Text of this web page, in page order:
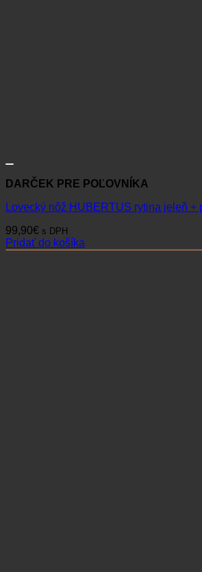
DARČEK PRE POĽOVNÍKA
Lovecký nôž HUBERTUS rytina jeleň +
99,90€ s DPH
Pridať do košíka